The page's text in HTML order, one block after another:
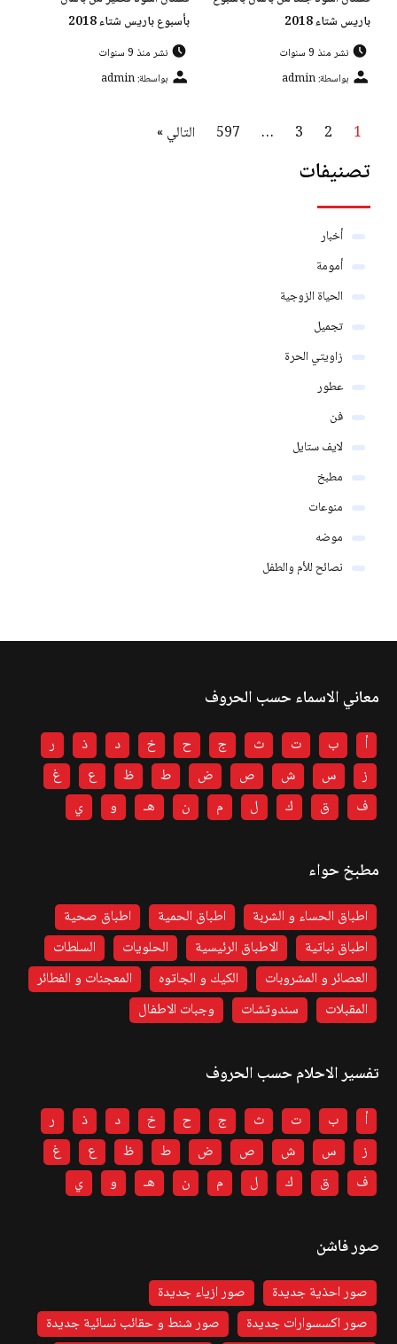
باريس شتاء 2018
نشر منذ 9 سنوات
بواسطة: admin
بأسبوع باريس شتاء 2018
نشر منذ 9 سنوات
بواسطة: admin
1
2
3
…
597 التالي »
تصنيفات
أخبار
أمومة
الحياة الزوجية
تجميل
زاويتي الحرة
عطور
فن
لايف ستايل
مطبخ
منوعات
موضه
نصائح للأم والطفل
معاني الاسماء حسب الحروف
أ ب ت ث ج ح خ د ذ
ر
ز
س ش ص ض ط ظ ع
غ
ف
ق ك ل م ن هـ و ي
مطبخ حواء
اطباق الحساء و الشربة اطباق الحمية
اطباق صحية
اطباق نباتية
الاطباق الرئيسية الحلويات
السلطات
العصائر و المشروبات
الكيك و الجاتوه
المعجنات و الفطائر
المقبلات
سندوتشات وجبات الاطفال
تفسير الاحلام حسب الحروف
أ ب ت ث ج ح خ د ذ
ر
ز
س ش ص ض ط ظ ع
غ
ف
ق ك ل م ن هـ و ي
صور فاشن
صور احذية جديدة
صور ازياء جديدة
صور اكسسوارات جديدة
صور شنط و حقائب نسائية جديدة